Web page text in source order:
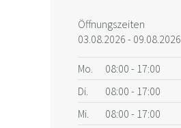
Öffnungszeiten
03.08.2026 - 09.08.2026
Mo.
08:00 - 17:00
Di.
08:00 - 17:00
Mi.
08:00 - 17:00